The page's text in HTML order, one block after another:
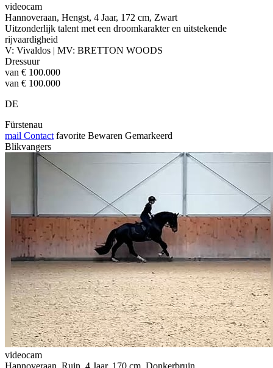
videocam
Hannoveraan, Hengst, 4 Jaar, 172 cm, Zwart
Uitzonderlijk talent met een droomkarakter en uitstekende
rijvaardigheid
V: Vivaldos | MV: BRETTON WOODS
Dressuur
van € 100.000
van € 100.000
DE
Fürstenau
mail Contact favorite Bewaren Gemarkeerd
Blikvangers
videocam
Hannoveraan, Ruin, 4 Jaar, 170 cm, Donkerbruin